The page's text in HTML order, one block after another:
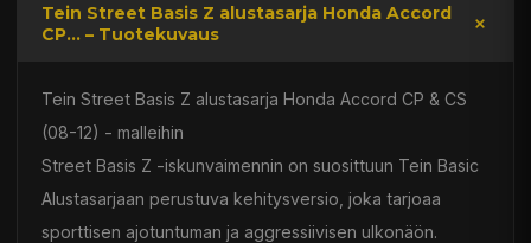
Tein Street Basis Z alustasarja Honda Accord
CP... – Tuotekuvaus
Tein Street Basis Z alustasarja Honda Accord CP & CS
(08-12) - malleihin
Street Basis Z -iskunvaimennin on suosittuun Tein Basic
Alustasarjaan perustuva kehitysversio, joka tarjoaa
sporttisen ajotuntuman ja aggressiivisen ulkonäön.